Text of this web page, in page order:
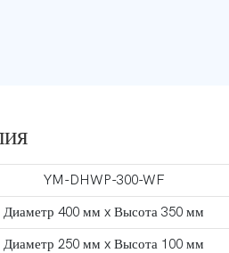
YM-DHWP-300-WF
Диаметр 400 мм x Высота 350 мм
Диаметр 250 мм x Высота 100 мм